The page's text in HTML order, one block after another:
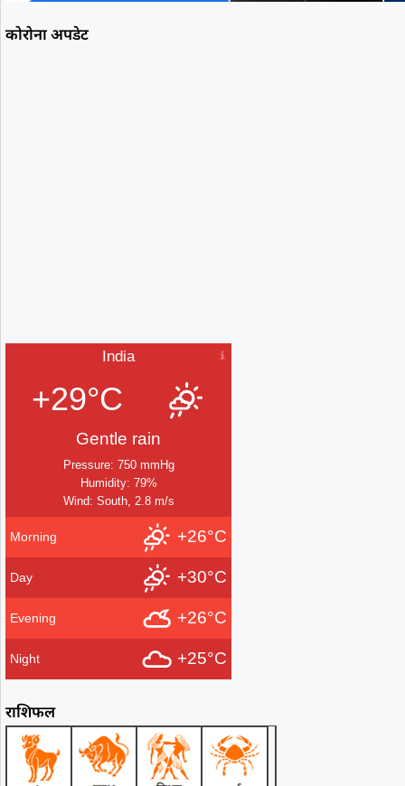
कोरोना अपडेट
India
+29°C
Gentle rain
Pressure: 750 mmHg
Humidity: 79%
Wind: South, 2.8 m/s
Morning +26°C
Day +30°C
Evening +26°C
Night +25°C
राशिफल